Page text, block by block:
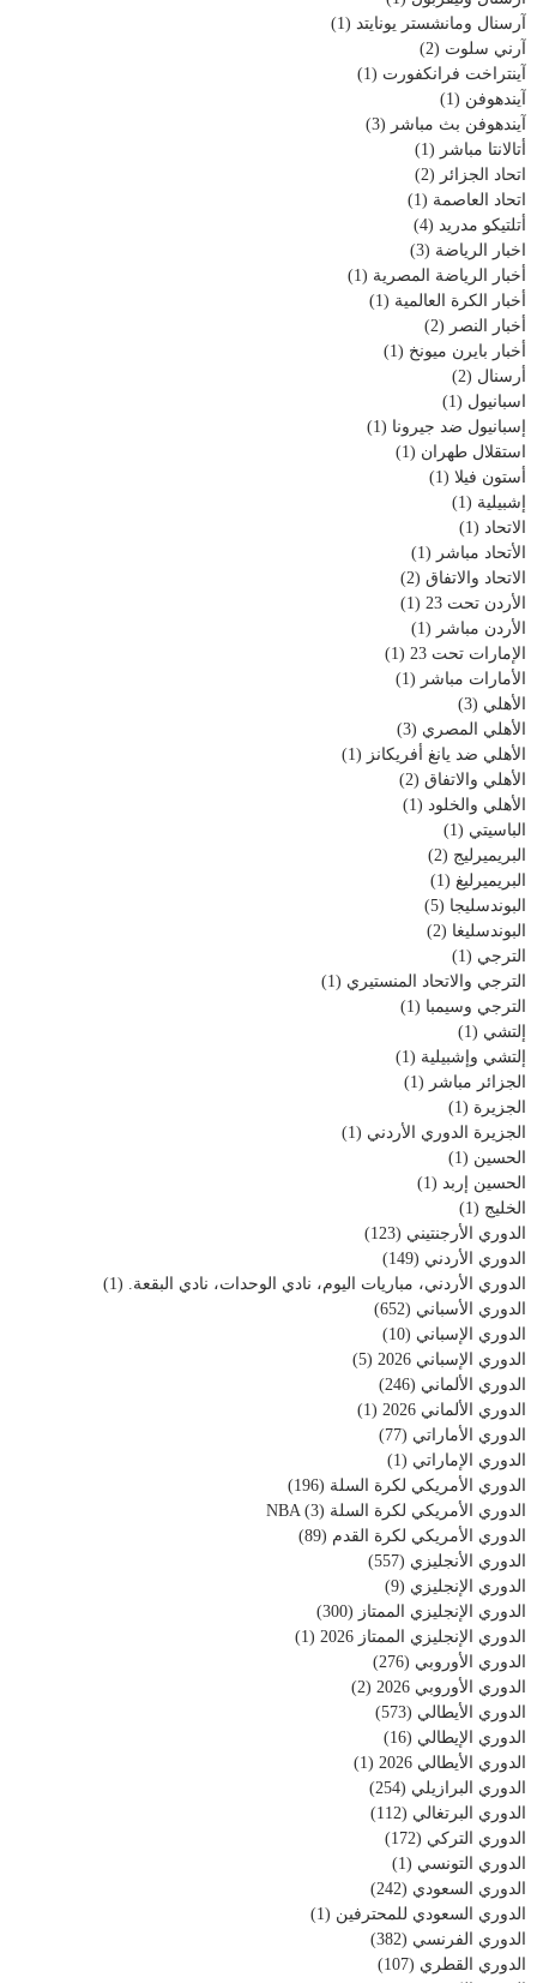
آرسنال ومانشستر يونايتد (1)
آرني سلوت (2)
آينتراخت فرانكفورت (1)
آيندهوفن (1)
آيندهوفن بث مباشر (3)
أتالانتا مباشر (1)
اتحاد الجزائر (2)
اتحاد العاصمة (1)
أتلتيكو مدريد (4)
اخبار الرياضة (3)
أخبار الرياضة المصرية (1)
أخبار الكرة العالمية (1)
أخبار النصر (2)
أخبار بايرن ميونخ (1)
أرسنال (2)
اسبانيول (1)
إسبانيول ضد جيرونا (1)
استقلال طهران (1)
أستون فيلا (1)
إشبيلية (1)
الاتحاد (1)
الأتحاد مباشر (1)
الاتحاد والاتفاق (2)
الأردن تحت 23
(1)
الأردن مباشر (1)
الإمارات تحت 23
(1)
الأمارات مباشر (1)
الأهلي (3)
الأهلي المصري (3)
الأهلي ضد يانغ أفريكانز (1)
الأهلي والاتفاق (2)
الأهلي والخلود (1)
الباسيتي (1)
البريميرليج (2)
البريميرليغ (1)
البوندسليجا (5)
البوندسليغا (2)
الترجي (1)
الترجي والاتحاد المنستيري (1)
الترجي وسيمبا (1)
إلتشي (1)
إلتشي وإشبيلية (1)
الجزائر مباشر (1)
الجزيرة (1)
الجزيرة الدوري الأردني (1)
الحسين (1)
الحسين إربد (1)
الخليج (1)
الدوري الأرجنتيني (123)
الدوري الأردني (149)
الدوري الأردني، مباريات اليوم، نادي الوحدات، نادي البقعة. (1)
الدوري الأسباني (652)
الدوري الإسباني (10)
الدوري الإسباني 2026
(5)
الدوري الألماني (246)
الدوري الألماني 2026
(1)
الدوري الأماراتي (77)
الدوري الإماراتي (1)
الدوري الأمريكي لكرة السلة (196)
الدوري الأمريكي لكرة السلة NBA (3)
الدوري الأمريكي لكرة القدم (89)
الدوري الأنجليزي (557)
الدوري الإنجليزي (9)
الدوري الإنجليزي الممتاز (300)
الدوري الإنجليزي الممتاز 2026
(1)
الدوري الأوروبي (276)
الدوري الأوروبي 2026
(2)
الدوري الأيطالي (573)
الدوري الإيطالي (16)
الدوري الأيطالي 2026
(1)
الدوري البرازيلي (254)
الدوري البرتغالي (112)
الدوري التركي (172)
الدوري التونسي (1)
الدوري السعودي (242)
الدوري السعودي للمحترفين (1)
الدوري الفرنسي (382)
الدوري القطري (107)